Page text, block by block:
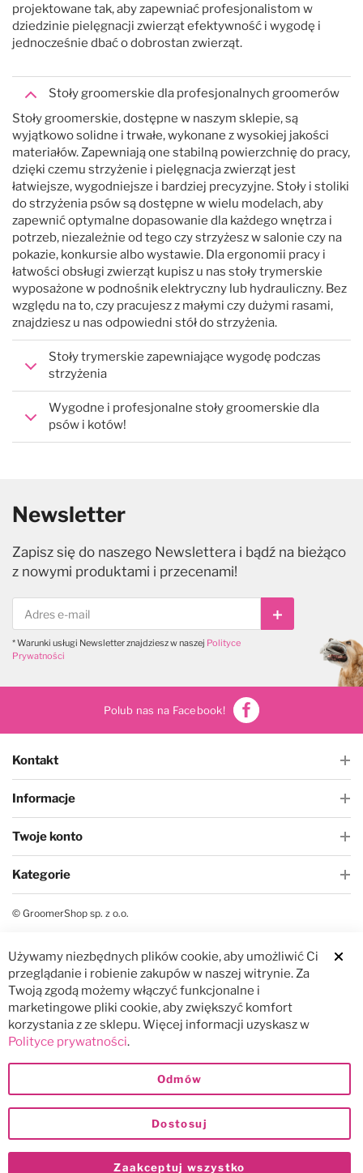
projektowane tak, aby zapewniać profesjonalistom w
dziedzinie pielęgnacji zwierząt efektywność i wygodę i
jednocześnie dbać o dobrostan zwierząt.
Stoły groomerskie dla profesjonalnych groomerów
Stoły groomerskie, dostępne w naszym sklepie, są
wyjątkowo solidne i trwałe, wykonane z wysokiej jakości
materiałów. Zapewniają one stabilną powierzchnię do pracy,
dzięki czemu strzyżenie i pielęgnacja zwierząt jest
łatwiejsze, wygodniejsze i bardziej precyzyjne. Stoły i stoliki
do strzyżenia psów są dostępne w wielu modelach, aby
zapewnić optymalne dopasowanie dla każdego wnętrza i
potrzeb, niezależnie od tego czy strzyżesz w salonie czy na
pokazie, konkursie albo wystawie. Dla ergonomii pracy i
łatwości obsługi zwierząt kupisz u nas stoły trymerskie
wyposażone w podnośnik elektryczny lub hydrauliczny. Bez
względu na to, czy pracujesz z małymi czy dużymi rasami,
znajdziesz u nas odpowiedni stół do strzyżenia.
Stoły trymerskie zapewniające wygodę podczas
strzyżenia
Wygodne i profesjonalne stoły groomerskie dla
psów i kotów!
Newsletter
Zapisz się do naszego Newslettera i bądź na bieżąco
z nowymi produktami i przecenami!
Subskrybuj
* Warunki usługi Newsletter znajdziesz w naszej Polityce
Prywatności
Polub nas na Facebook!
Kontakt
Informacje
Twoje konto
Kategorie
© GroomerShop sp. z o.o.
Używamy niezbędnych plików cookie, aby umożliwić Ci
przeglądanie i robienie zakupów w naszej witrynie. Za
Twoją zgodą możemy włączyć funkcjonalne i
marketingowe pliki cookie, aby zwiększyć komfort
korzystania z ze sklepu. Więcej informacji uzyskasz w
Polityce prywatności.
Zaakceptuj wszystko
Dostosuj
Odmów